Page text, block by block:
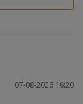
07-08-2026 16:20